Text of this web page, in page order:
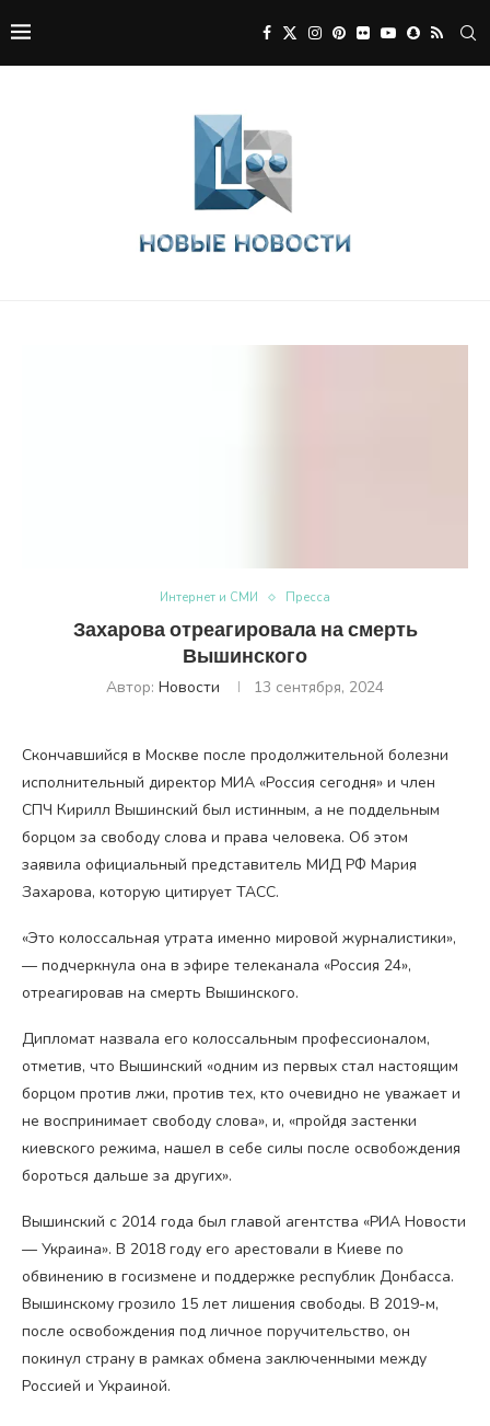
Интернет и СМИ Пресса
Захарова отреагировала на смерть
Вышинского
Автор: Новости 13 сентября, 2024
Скончавшийся в Москве после продолжительной болезни
исполнительный директор МИА «Россия сегодня» и член
СПЧ Кирилл Вышинский был истинным, а не поддельным
борцом за свободу слова и права человека. Об этом
заявила официальный представитель МИД РФ Мария
Захарова, которую цитирует ТАСС.
«Это колоссальная утрата именно мировой журналистики»,
— подчеркнула она в эфире телеканала «Россия 24»,
отреагировав на смерть Вышинского.
Дипломат назвала его колоссальным профессионалом,
отметив, что Вышинский «одним из первых стал настоящим
борцом против лжи, против тех, кто очевидно не уважает и
не воспринимает свободу слова», и, «пройдя застенки
киевского режима, нашел в себе силы после освобождения
бороться дальше за других».
Вышинский с 2014 года был главой агентства «РИА Новости
— Украина». В 2018 году его арестовали в Киеве по
обвинению в госизмене и поддержке республик Донбасса.
Вышинскому грозило 15 лет лишения свободы. В 2019-м,
после освобождения под личное поручительство, он
покинул страну в рамках обмена заключенными между
Россией и Украиной.